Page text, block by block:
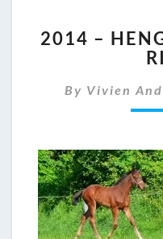
2014 –
By Vivien